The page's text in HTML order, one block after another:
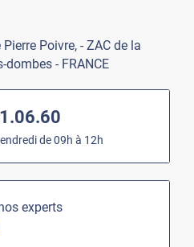
Poivre, - ZAC de la
- FRANCE
de 09h à 12h
experts